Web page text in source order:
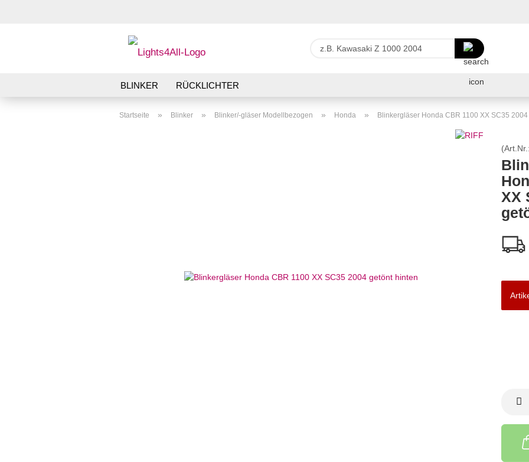
Lieferland z.B.
Kawasaki
Z
1000
BLINKER RÜCKLICHTER
Startseite » Blinker » Blinker/-gläser Modellbezogen » Honda » Blinkergläser Honda CBR 1100 XX SC35
XX